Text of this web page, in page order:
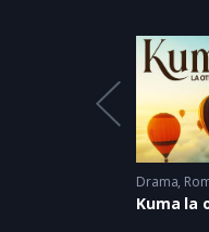
Drama,
Kuma la